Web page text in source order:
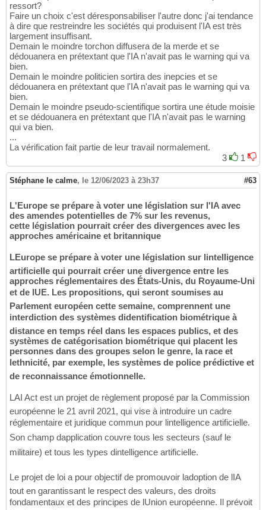
ressort?
Faire un choix c'est déresponsabiliser l'autre donc j'ai tendance
à dire que restreindre les sociétés qui produisent l'IA est très
largement insuffisant.
Demain le moindre torchon diffusera de la merde et se
dédouanera en prétextant que l'IA n'avait pas le warning qui va
bien.
Demain le moindre politicien sortira des inepcies et se
dédouanera en prétextant que l'IA n'avait pas le warning qui va
bien.
Demain le moindre pseudo-scientifique sortira une étude moisie
et se dédouanera en prétextant que l'IA n'avait pas le warning
qui va bien.
...
La vérification fait partie de leur travail normalement.
3
1
Stéphane le calme, le 12/06/2023 à 23h37 #63
L'Europe se prépare à voter une législation sur l'IA avec
des amendes potentielles de 7% sur les revenus,
cette législation pourrait créer des divergences avec les
approches américaine et britannique
LEurope se prépare à voter une législation sur lintelligence
artificielle qui pourrait créer une divergence entre les
approches réglementaires des États-Unis, du Royaume-Uni
et de lUE. Les propositions, qui seront soumises au
Parlement européen cette semaine, comprennent une
interdiction des systèmes didentification biométrique à
distance en temps réel dans les espaces publics, et des
systèmes de catégorisation biométrique qui placent les
personnes dans des groupes selon le genre, la race et
lethnicité, par exemple, les systèmes de police prédictive et
de reconnaissance émotionnelle.
LAI Act est un projet de règlement proposé par la Commission
européenne le 21 avril 2021, qui vise à introduire un cadre
réglementaire et juridique commun pour lintelligence artificielle.
Son champ dapplication couvre tous les secteurs (sauf le
militaire) et tous les types dintelligence artificielle.
Le projet de loi a pour objectif de promouvoir ladoption de lIA
tout en garantissant le respect des valeurs, des droits
fondamentaux et des principes de lUnion européenne. Il prévoit